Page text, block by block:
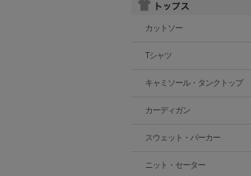
カットソー
Tシャツ
キャミソール・タンクトップ
カーディガン
スウェット・パーカー
ニット・セーター